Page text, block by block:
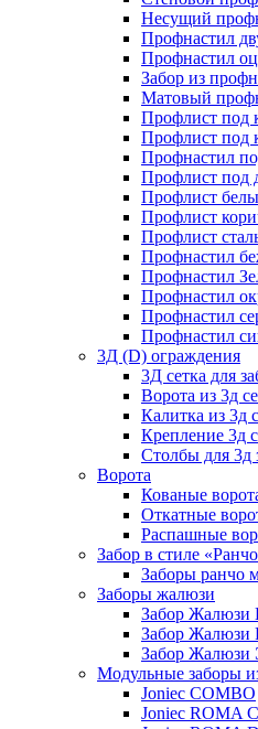
Несущий
Профнастил
Профнастил
Забор из
Матовый
Профлист под
Профлист под
Профнастил
Профлист под
Профлист
Профлист
Профлист
Профнастил
Профнастил
Профнастил
Профнастил
Профнастил
3Д (D) ограждения
3Д сетка для
Ворота из 3д
Калитка из 3д
Крепление 3д
Столбы для 3д
Ворота
Кованые
Откатные
Распашные
Забор в стиле
Заборы ранчо
Заборы жалюзи
Забор Жалюзи
Забор Жалюзи
Забор
Модульные заборы
Joniec COMBO
Joniec ROMA